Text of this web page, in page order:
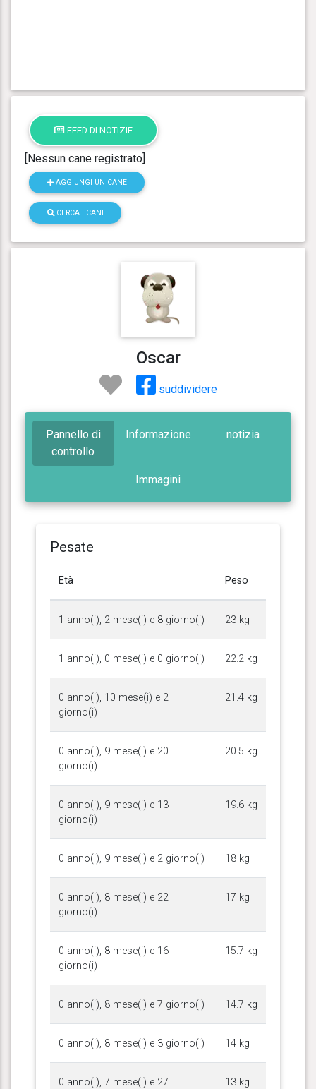
FEED DI NOTIZIE
[Nessun cane registrato]
AGGIUNGI UN CANE
CERCA I CANI
Oscar
suddividere
Pannello di
controllo
Informazione notizia
Immagini
Pesate
Età Peso
1 anno(i), 2 mese(i) e 8 giorno(i) 23 kg
1 anno(i), 0 mese(i) e 0 giorno(i) 22.2 kg
0 anno(i), 10 mese(i) e 2
giorno(i)
21.4 kg
0 anno(i), 9 mese(i) e 20
giorno(i)
20.5 kg
0 anno(i), 9 mese(i) e 13
giorno(i)
19.6 kg
0 anno(i), 9 mese(i) e 2 giorno(i) 18 kg
0 anno(i), 8 mese(i) e 22
giorno(i)
17 kg
0 anno(i), 8 mese(i) e 16
giorno(i)
15.7 kg
0 anno(i), 8 mese(i) e 7 giorno(i) 14.7 kg
0 anno(i), 8 mese(i) e 3 giorno(i) 14 kg
0 anno(i), 7 mese(i) e 27
13 kg